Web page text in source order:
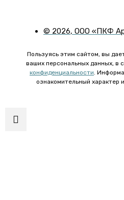
© 2026, ООО «ПКФ
Пользуясь этим сайтом, вы
ваших персональных данных, в
конфиденциальности.
ознакомительный характер